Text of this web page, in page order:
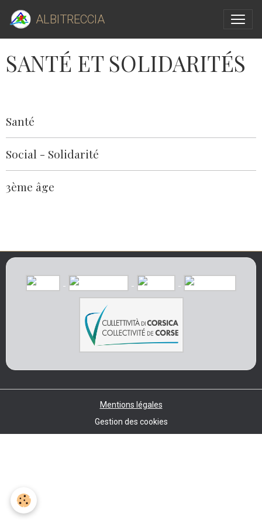
ALBITRECCIA
SANTÉ ET SOLIDARITÉS
Santé
Social - Solidarité
3ème âge
Mentions légales
Gestion des cookies